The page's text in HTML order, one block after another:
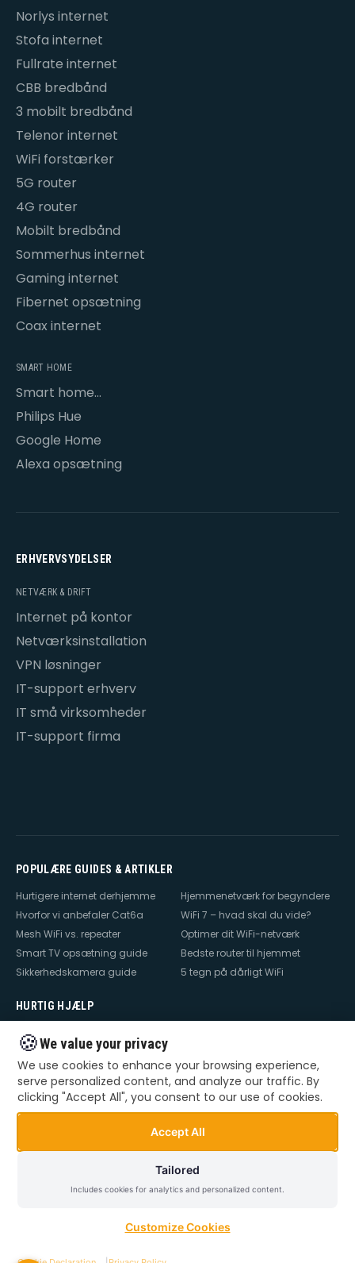
Norlys internet
Stofa internet
Fullrate internet
CBB bredbånd
3 mobilt bredbånd
Telenor internet
WiFi forstærker
5G router
4G router
Mobilt bredbånd
Sommerhus internet
Gaming internet
Fibernet opsætning
Coax internet
SMART HOME
Smart home
opsætning
Philips Hue
Google Home
Alexa opsætning
ERHVERVSYDELSER
NETVÆRK & DRIFT
Internet på kontor
Netværksinstallation
VPN løsninger
IT-support erhverv
IT små virksomheder
IT-support firma
POPULÆRE GUIDES & ARTIKLER
Hurtigere internet derhjemme
Hjemmenetværk for begyndere
Hvorfor vi anbefaler Cat6a
WiFi 7 – hvad skal du vide?
Mesh WiFi vs. repeater
Optimer dit WiFi-netværk
Smart TV opsætning guide
Bedste router til hjemmet
Sikkerhedskamera guide
5 tegn på dårligt WiFi
HURTIG HJÆLP
Hjælp til internet
Hjælp til TV
Hjælp til router
WiFi falder ud
TV der ikke virker
Dårlig WiFi
Mesh WiFi opsætning
Videoovervågning – privat &
Privatlivspolitik Handelsbetingelser
🍪We value your privacy
We use cookies to enhance your browsing experience,
serve personalized content, and analyze our traffic. By
clicking "Accept All", you consent to our use of cookies.
Accept All
Tailored
Includes cookies for analytics and personalized content.
Customize Cookies